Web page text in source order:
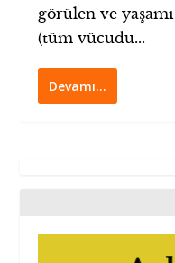
görülen ve
(tüm vücudu...
Devamı…